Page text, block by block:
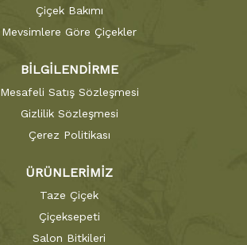
Çiçek Bakımı
Mevsimlere Göre Çiçekler
BİLGİLENDİRME
Mesafeli Satış Sözleşmesi
Gizlilik Sözleşmesi
Çerez Politikası
ÜRÜNLERİMİZ
Taze Çiçek
Çiçeksepeti
Salon Bitkileri